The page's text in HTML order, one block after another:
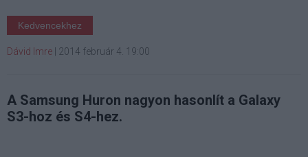
Kedvencekhez
Dávid Imre 2014 február 4. 19:00
A Samsung Huron nagyon hasonlít a Galaxy
S3-hoz és S4-hez.